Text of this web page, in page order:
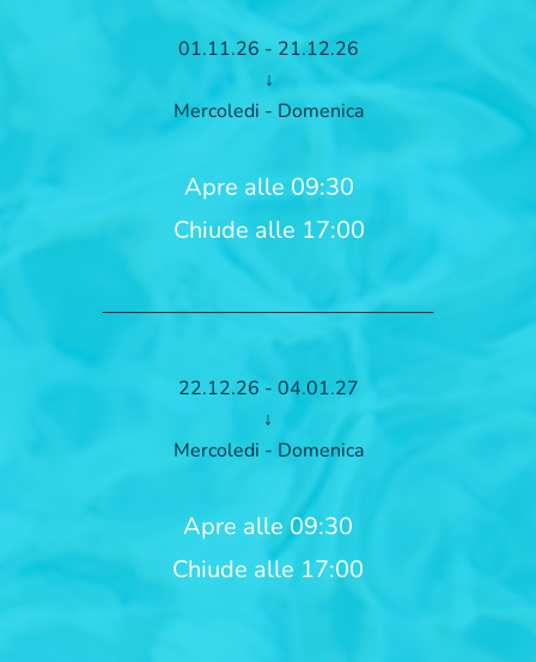
01.11.26 - 21.12.26
↓
Mercoledi - Domenica
Apre alle 09:30
Chiude alle 17:00
22.12.26 - 04.01.27
↓
Mercoledi - Domenica
Apre alle 09:30
Chiude alle 17:00